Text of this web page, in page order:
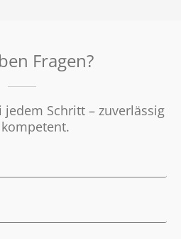
Fragen?
Schritt – zuverlässig